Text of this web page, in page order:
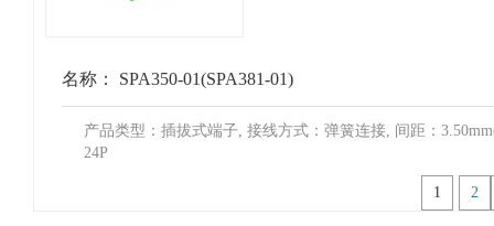
名称： SPA350-01(SPA381-01)
产品类型：插拔式端子, 接线方式：弹簧连接, 间距：
24P
1 2